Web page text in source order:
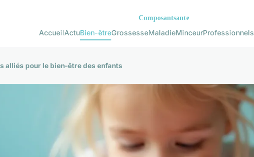
AccueilActuBien-êtreGrossesseMaladieMinceurProfessionnels
alliés pour le bien-être des enfants